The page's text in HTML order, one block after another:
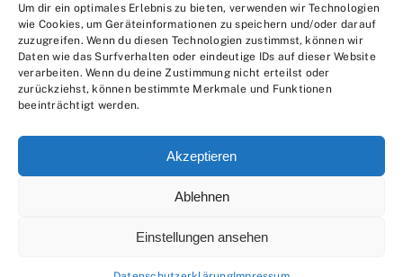
Um dir ein optimales Erlebnis zu bieten, verwenden wir Technologien
wie Cookies, um Geräteinformationen zu speichern und/oder darauf
zuzugreifen. Wenn du diesen Technologien zustimmst, können wir
Daten wie das Surfverhalten oder eindeutige IDs auf dieser Website
verarbeiten. Wenn du deine Zustimmung nicht erteilst oder
zurückziehst, können bestimmte Merkmale und Funktionen
beeinträchtigt werden.
Akzeptieren
Ablehnen
Einstellungen ansehen
Impressum
Datenschutzerklärung